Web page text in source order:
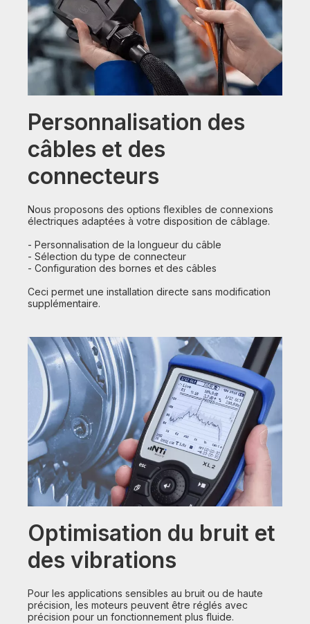
Personnalisation des
câbles et des
connecteurs
Nous proposons des options flexibles de connexions
électriques adaptées à votre disposition de câblage.
- Personnalisation de la longueur du câble
- Sélection du type de connecteur
- Configuration des bornes et des câbles
Ceci permet une installation directe sans modification
supplémentaire.
Optimisation du bruit et
des vibrations
Pour les applications sensibles au bruit ou de haute
précision, les moteurs peuvent être réglés avec
précision pour un fonctionnement plus fluide.